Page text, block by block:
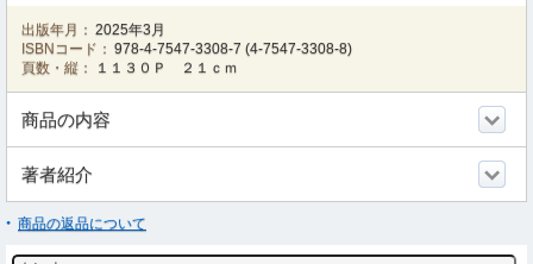
出版年月： 2025年3月
ISBNコード： 978-4-7547-3308-7 (4-7547-3308-8)
頁数・縦：
１１３０Ｐ ２１ｃｍ
商品の内容
著者紹介
商品の返品について